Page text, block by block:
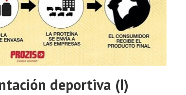
deportiva (I)